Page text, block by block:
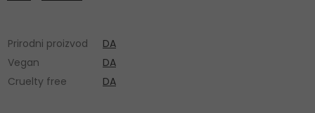
Prirodni proizvod
DA
Vegan
DA
Cruelty free
DA